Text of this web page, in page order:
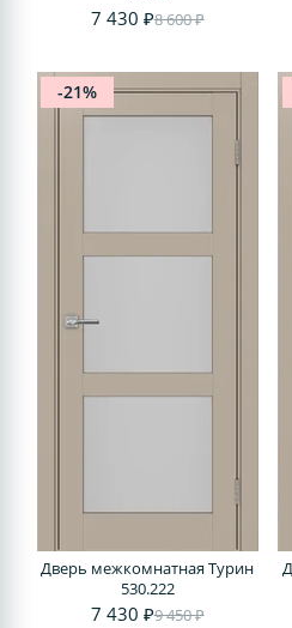
7 430 ₽8 600 ₽
-21%
Дверь межкомнатная Турин
530.222
7 430 ₽9 450 ₽